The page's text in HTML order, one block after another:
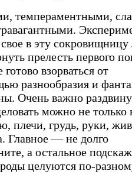
темпераментными,
в эту сокровищницу
прелесть первого
взорваться от
разнообразия и
Очень важно
можно не только
плечи, грудь, руки,
Главное — не долго
а остальное
целуются по-